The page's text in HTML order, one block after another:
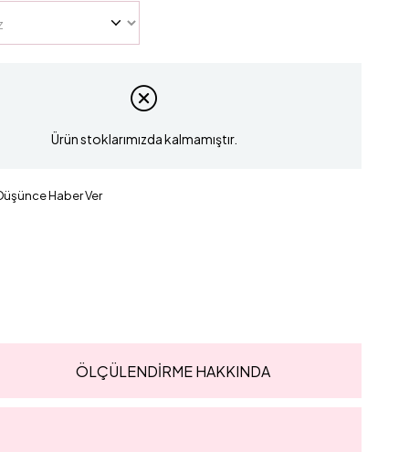
Ürün stoklarımızda kalmamıştır.
Haber Ver
ÖLÇÜLENDİRME HAKKINDA